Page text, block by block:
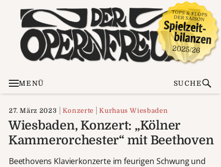
MENÜ SUCHE
27. März 2023 Konzerte Kurhaus Wiesbaden
Wiesbaden, Konzert: „Kölner
Kammerorchester“ mit Beethoven
Beethovens Klavierkonzerte im feurigen Schwung und